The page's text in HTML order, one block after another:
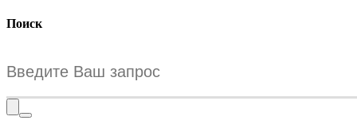
Поиск